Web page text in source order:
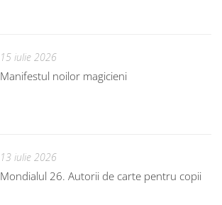
15 iulie 2026
Manifestul noilor magicieni
13 iulie 2026
Mondialul 26. Autorii de carte pentru copii